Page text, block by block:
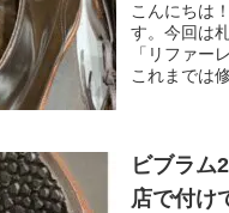
こんにちは
す。今回は
「リファー
これまでは
ビブラム
店で付け